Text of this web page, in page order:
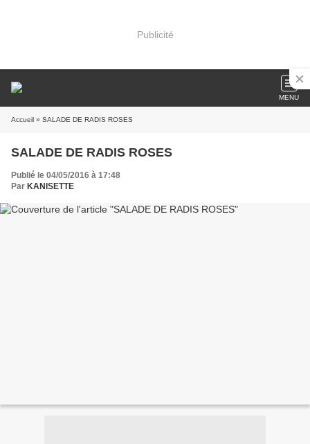
Publicité
MENU
Accueil » SALADE DE RADIS ROSES
SALADE DE RADIS ROSES
Publié le 04/05/2016 à 17:48
Par KANISETTE